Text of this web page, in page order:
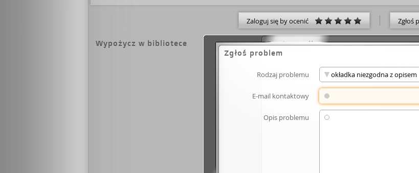
diabolicznym tańcem; o walce i napięciach pomiędzy Katem a TSA; o
bezkompromisowym przeciwstawianiu się zakłamaniu Kościoła; o muzycznym
porozumieniu dusz oraz o konflikcie, którego nie złagodziła nawet śmierć.
Autor dotarł do większości członków Kata, ich rodzin, (nie)przyjaciół, byłych
menedżerów i wielu znanych postaci ze środowiska muzycznego. Z tych
opowieści wyłania się obraz zespołu, który miał wszelkie atuty potrzebne do
tego, by zrobić światową karierę. Zespołu, który na przestrzeni 40 lat
działalności tworzyli niebanalni muzycy, mający odwagę grać iście piekielne
dźwięki, a jednocześnie silne osobowości, które – niestety – nie zawsze potrafiły
Zaloguj się by ocenić Zgłoś
Wypożycz w bibliotece Dostęp online
Piekło i metal. Historia zespołu Kat
Żyła Mateusz / Wydawnictwo SQN :
Legimi, 2023.
Zgłoś problem
Rodzaj problemu
E-mail kontaktowy
Opis problemu